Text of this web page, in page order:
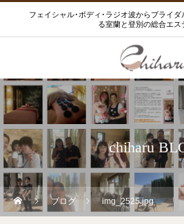
フェイシャル･ボディ･ラジオ波からブライ
る室蘭と登別の総合エス
chiharu
ブログ img_2525.jpg